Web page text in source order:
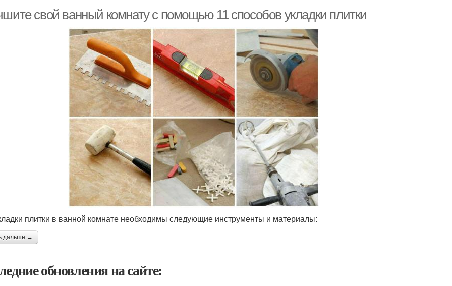
свой ванный комнату с помощью 11 способов укладки плитки
плитки в ванной комнате необходимы следующие инструменты и материалы:
дальше →
обновления на сайте: